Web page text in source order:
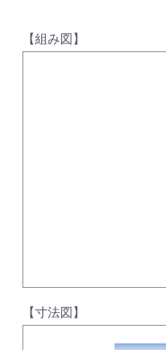
よくあるご質問(FAQ)・用語集
【組み図】
【寸法図】